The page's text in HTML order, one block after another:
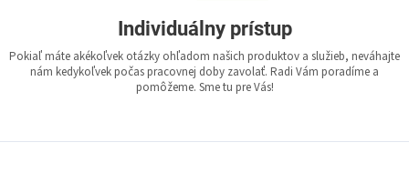
Individuálny prístup
Pokiaľ máte akékoľvek otázky ohľadom našich produktov a služieb, neváhajte
nám kedykoľvek počas pracovnej doby zavolať. Radi Vám poradíme a
pomôžeme. Sme tu pre Vás!